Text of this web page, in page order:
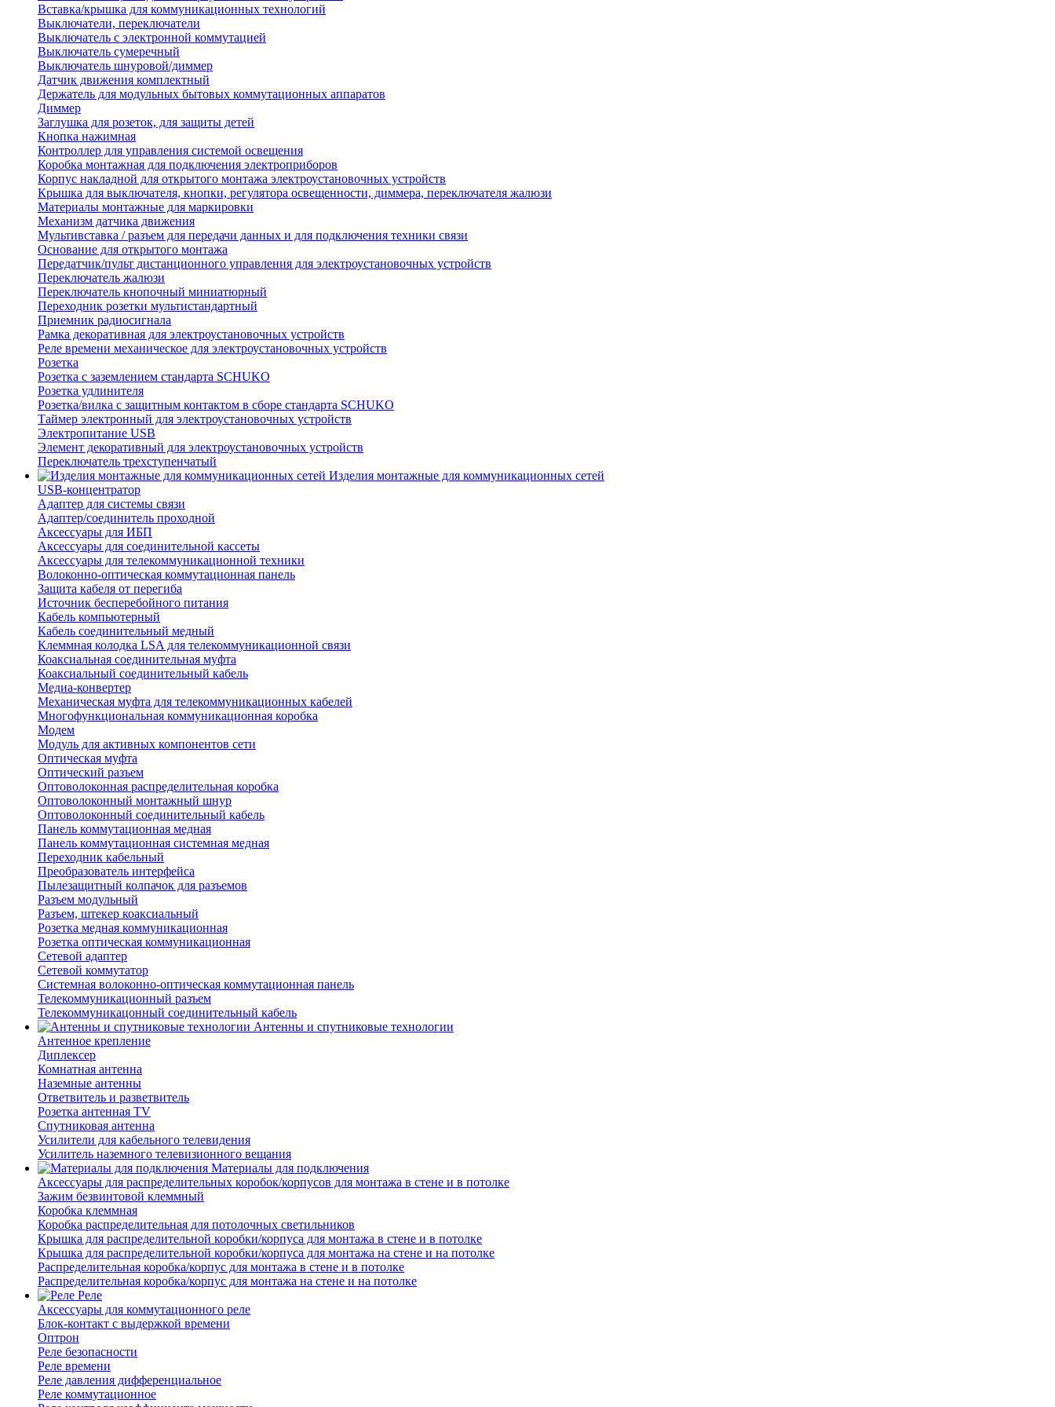
Вставка/крышка для коммуникационных технологий
Выключатели, переключатели
Выключатель с электронной коммутацией
Выключатель сумеречный
Выключатель шнуровой/диммер
Датчик движения комплектный
Держатель для модульных бытовых коммутационных аппаратов
Диммер
Заглушка для розеток, для защиты детей
Кнопка нажимная
Контроллер для управления системой освещения
Коробка монтажная для подключения электроприборов
Корпус накладной для открытого монтажа электроустановочных устройств
Крышка для выключателя, кнопки, регулятора освещенности, диммера, переключателя жалюзи
Материалы монтажные для маркировки
Механизм датчика движения
Мультивставка / разъем для передачи данных и для подключения техники связи
Основание для открытого монтажа
Передатчик/пульт дистанционного управления для электроустановочных устройств
Переключатель жалюзи
Переключатель кнопочный миниатюрный
Переходник розетки мультистандартный
Приемник радиосигнала
Рамка декоративная для электроустановочных устройств
Реле времени механическое для электроустановочных устройств
Розетка
Розетка с заземлением стандарта SCHUKO
Розетка удлинителя
Розетка/вилка с защитным контактом в сборе стандарта SCHUKO
Таймер электронный для электроустановочных устройств
Электропитание USB
Элемент декоративный для электроустановочных устройств
Переключатель трехступенчатый
Изделия монтажные для коммуникационных сетей
USB-концентратор
Адаптер для системы связи
Адаптер/соединитель проходной
Аксессуары для ИБП
Аксессуары для соединительной кассеты
Аксессуары для телекоммуникационной техники
Волоконно-оптическая коммутационная панель
Защита кабеля от перегиба
Источник бесперебойного питания
Кабель компьютерный
Кабель соединительный медный
Клеммная колодка LSA для телекоммуникационной связи
Коаксиальная соединительная муфта
Коаксиальный соединительный кабель
Медиа-конвертер
Механическая муфта для телекоммуникационных кабелей
Многофункциональная коммуникационная коробка
Модем
Модуль для активных компонентов сети
Оптическая муфта
Оптический разъем
Оптоволоконная распределительная коробка
Оптоволоконный монтажный шнур
Оптоволоконный соединительный кабель
Панель коммутационная медная
Панель коммутационная системная медная
Переходник кабельный
Преобразователь интерфейса
Пылезащитный колпачок для разъемов
Разъем модульный
Разъем, штекер коаксиальный
Розетка медная коммуникационная
Розетка оптическая коммуникационная
Сетевой адаптер
Сетевой коммутатор
Системная волоконно-оптическая коммутационная панель
Телекоммуникационный разъем
Телекоммуникацонный соединительный кабель
Антенны и спутниковые технологии
Антенное крепление
Диплексер
Комнатная антенна
Наземные антенны
Ответвитель и разветвитель
Розетка антенная TV
Спутниковая антенна
Усилители для кабельного телевидения
Усилитель наземного телевизионного вещания
Материалы для подключения
Аксессуары для распределительных коробок/корпусов для монтажа в стене и в потолке
Зажим безвинтовой клеммный
Коробка клеммная
Коробка распределительная для потолочных светильников
Крышка для распределительной коробки/корпуса для монтажа в стене и в потолке
Крышка для распределительной коробки/корпуса для монтажа на стене и на потолке
Распределительная коробка/корпус для монтажа в стене и в потолке
Распределительная коробка/корпус для монтажа на стене и на потолке
Реле
Аксессуары для коммутационного реле
Блок-контакт с выдержкой времени
Оптрон
Реле безопасности
Реле времени
Реле давления дифференциальное
Реле коммутационное